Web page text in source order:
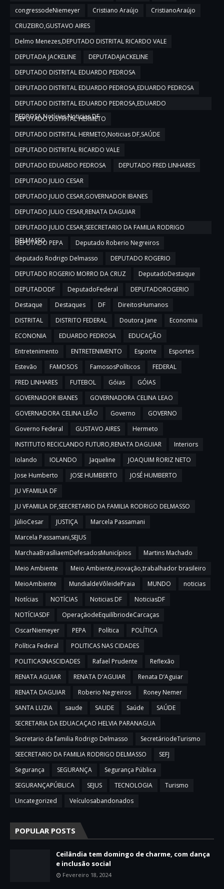
congressodeNiemeyer
Cristiano Araújo
CristianoAraújo
CRUZEIRO,GUSTAVO AIRES
Delmo Menezes,DEPUTADO DISTRITAL RICARDO VALE
DEPUTADA JACKELINE
DEPUTADAJACKELINE
DEPUTADO DISTRITAL EDUARDO PEDROSA
DEPUTADO DISTRITAL EDUARDO PEDROSA,EDUARDO PEDROSA
DEPUTADO DISTRITAL EDUARDO PEDROSA,EDUARDO
PEDROSA,Notícias,Noticias DF
DEPUTADO DISTRITAL HERMETO
DEPUTADO DISTRITAL HERMETO,Noticias DF,SAÚDE
DEPUTADO DISTRITAL RICARDO VALE
DEPUTADO EDUARDO PEDROSA
DEPUTADO FRED LINHARES
DEPUTADO JULIO CESAR
DEPUTADO JULIO CESAR,GOVERNADOR IBANES
DEPUTADO JULIO CESAR,RENATA DAGUIAR
DEPUTADO JULIO CESAR,SEECRETARIO DA FAMILIA RODRIGO
DELMASSO
DEPUTADO PEPA
Deputado Roberio Negreiros
deputado Rodrigo Delmasso
DEPUTADO ROGERIO
DEPUTADO ROGERIO MORRO DA CRUZ
DeputadoDestaque
DEPUTADODF
DeputadoFederal
DEPUTADOROGERIO
Destaque
Destaques DF
DireitosHumanos
DISTRITAL
DISTRITO FEDERAL Doutora Jane
Economia
ECONONIA
EDUARDO PEDROSA
EDUCAÇÃO
Entretenimento
ENTRETENIMENTO Esporte
Esportes
Estevão
FAMOSOS FamososPolíticos
FEDERAL
FRED LINHARES
FUTEBOL Góias
GÓIAS
GOVERNADOR IBANES
GOVERNADORA CELINA LEAO
GOVERNADORA CELINA LEÃO
Governo
GOVERNO
Governo Federal
GUSTAVO AIRES
Hermeto
INSTITUTO RECICLANDO FUTURO,RENATA DAGUIAR
Interiors
Iolando
IOLANDO Jaqueline
JOAQUIM RORIZ NETO
Jose Humberto
JOSE HUMBERTO
JOSÉ HUMBERTO
JU VFAMILIA DF
JU VFAMILIA DF,SEECRETARIO DA FAMILIA RODRIGO DELMASSO
JúlioCesar
JUSTIÇA
Marcela Passamani
Marcela Passamani,SEJUS
MarchaaBrasíliaemDefesadosMunicípios
Martins Machado
Meio Ambiente
Meio Ambiente,inovação,trabalhador brasileiro
MeioAmbiente
MundialdeVôleidePraia MUNDO
noticias
Notícias
NOTÍCIAS Noticias DF
NoticiasDF
NOTÍCIASDF
OperaçãodeEquilíbriodeCarcaças
OscarNiemeyer
PEPA Política
POLÍTICA
Política Federal
POLITICAS NAS CIDADES
POLITICASNASCIDADES
Rafael Prudente
Reflexão
RENATA AGUIAR
RENATA D'AGUIAR
Renata D’Aguiar
RENATA DAGUIAR
Roberio Negreiros
Roney Nemer
SANTA LUZIA
saude SAUDE Saúde
SAÚDE
SECRETARIA DA EDUACAÇAO HELVIA PARANAGUA
Secretario da familia Rodrigo Delmasso
SecretáriodeTurismo
SEECRETARIO DA FAMILIA RODRIGO DELMASSO
SEFJ
Segurança
SEGURANÇA
Segurança Pública
SEGURANÇAPÚBLICA
SEJUS TECNOLOGIA
Turismo
Uncategorized
Veículosabandonados
POPULAR POSTS
Ceilândia tem domingo de charme, com dança
e inclusão social
Fevereiro 18, 2024